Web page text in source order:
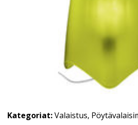
Kategoriat:Valaistus,